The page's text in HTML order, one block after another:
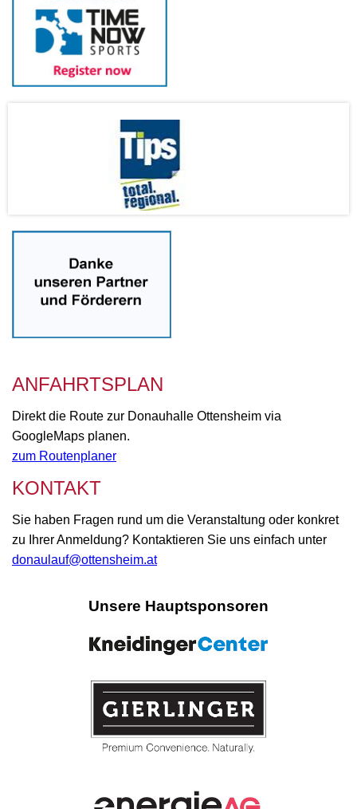
ANFAHRTSPLAN
Direkt die Route zur Donauhalle Ottensheim via
GoogleMaps planen.
zum Routenplaner
KONTAKT
Sie haben Fragen rund um die Veranstaltung oder konkret
zu Ihrer Anmeldung? Kontaktieren Sie uns einfach unter
donaulauf@ottensheim.at
Unsere Hauptsponsoren